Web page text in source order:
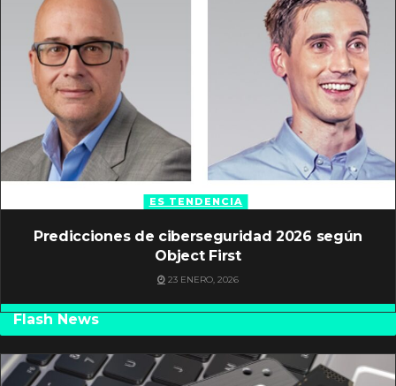
ES TENDENCIA
Predicciones de ciberseguridad 2026 según
Object First
23 ENERO, 2026
Flash News